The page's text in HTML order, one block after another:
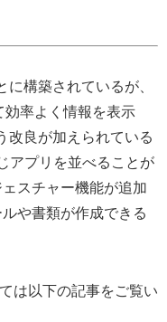
構築されているが、
率よく情報を表示
改良が加えられている
アプリを並べることが
スチャー機能が追加
や書類が作成できる
は以下の記事をご覧い